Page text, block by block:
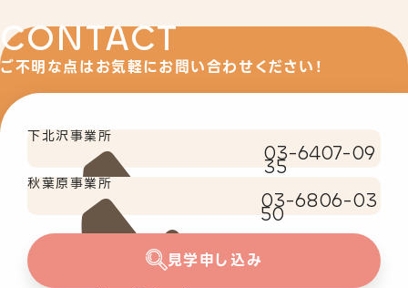
CONTACT
ご不明な点はお気軽にお問い合わせください！
下北沢事業所
03-6407-09
35
秋葉原事業所
03-6806-03
50
見学申し込み